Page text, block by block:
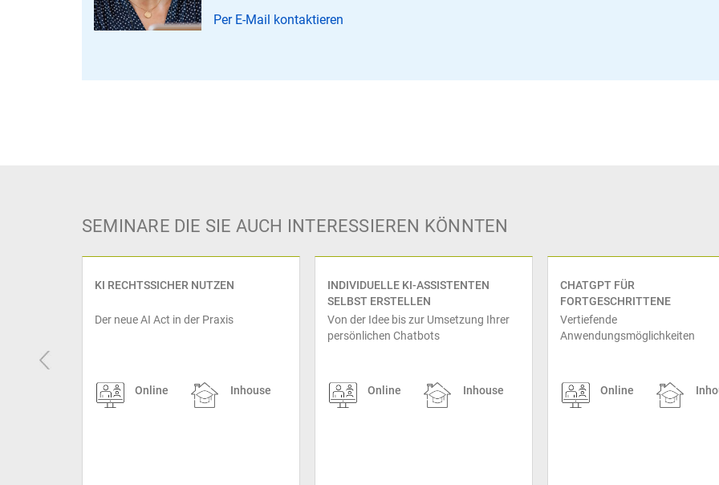
Per E-Mail kontaktieren
SEMINARE DIE SIE AUCH INTERESSIEREN KÖNNTEN
KI RECHTSSICHER NUTZEN
Der neue AI Act in der Praxis
Online Inhouse
INDIVIDUELLE KI-ASSISTENTEN
SELBST ERSTELLEN
Von der Idee bis zur Umsetzung Ihrer
persönlichen Chatbots
Online Inhouse
CHATGPT FÜR
FORTGESCHRITTENE
Vertiefende
Anwendungsmöglichkeiten
Online